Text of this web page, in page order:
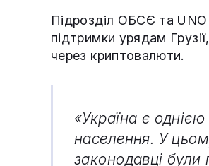
Підрозділ ОБСЄ та
підтримки урядам
через криптовалюти.
«Україна є
населення. У
законодавці були